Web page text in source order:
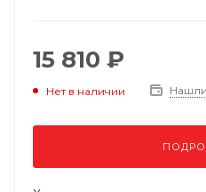
15 810 ₽
Нет в наличии